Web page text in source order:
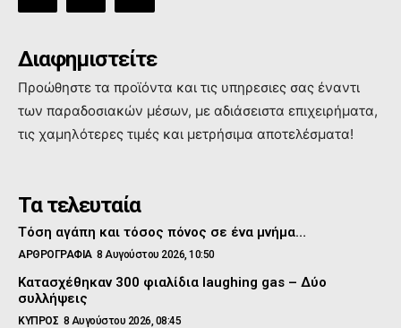
Διαφημιστείτε
Προώθηστε τα προϊόντα και τις υπηρεσιες σας έναντι
των παραδοσιακών μέσων, με αδιάσειστα επιχειρήματα,
τις χαμηλότερες τιμές και μετρήσιμα αποτελέσματα!
Τα τελευταία
Τόση αγάπη και τόσος πόνος σε ένα μνήμα…
ΑΡΘΡΟΓΡΑΦΙΑ 8 Αυγούστου 2026, 10:50
Κατασχέθηκαν 300 φιαλίδια laughing gas – Δύο
συλλήψεις
ΚΥΠΡΟΣ 8 Αυγούστου 2026, 08:45